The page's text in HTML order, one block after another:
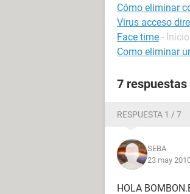
Cómo eliminar
Virus acceso
Face time -
Como eliminar
7 respuestas
RESPUESTA 1 / 7
SEBA
23 may
HOLA